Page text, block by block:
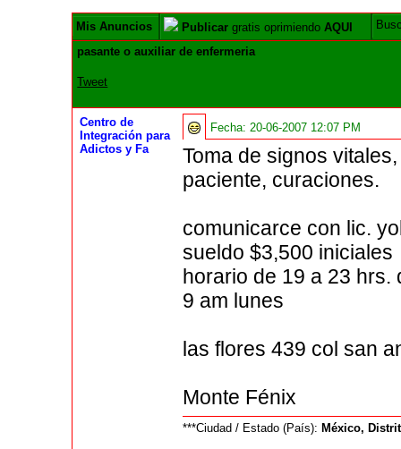
Mis Anuncios Publicar gratis oprimiendoAQUI
pasante o auxiliar de enfermeria
Tweet
Centro de
Integración para
Adictos y Fa
Fecha:20-06-2007 12:07 PM
Toma de signos
paciente, curaciones.
comunicarce con lic.
sueldo $3,500 iniciales
horario de 19 a 23 hrs.
9 am lunes
las flores 439 col san
Monte Fénix
***Ciudad / Estado (País): México,